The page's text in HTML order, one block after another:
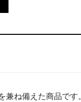
ね備えた商品です。